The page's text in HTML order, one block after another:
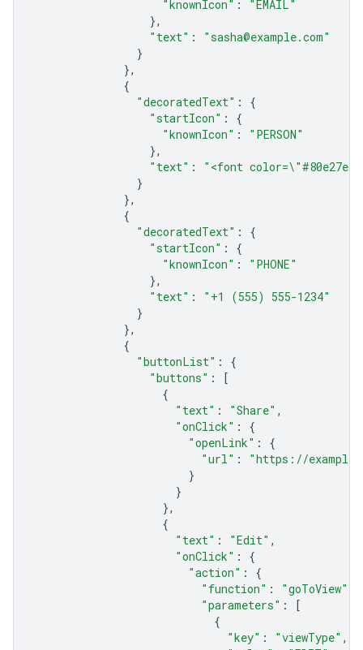
"knownIcon" :
"EMAIL"
},
"text" :
"sasha@example.com"
}
},
{
"decoratedText" :
{
"startIcon" :
{
"knownIcon" :
"PERSON"
},
"text" :
"<font
}
},
{
"decoratedText" :
{
"startIcon" :
{
"knownIcon" :
"PHONE"
},
"text" :
"+1 (555) 555-1234"
}
},
{
"buttonList" :
{
"buttons" :
[
{
"text" : "Share" ,
"onClick" :
{
"openLink" :
{
"url" :
"https://
}
}
},
{
"text" : "Edit" ,
"onClick" :
{
"action" :
{
"function" : "goToView"
"parameters" :
[
{
"key" : "viewType" ,